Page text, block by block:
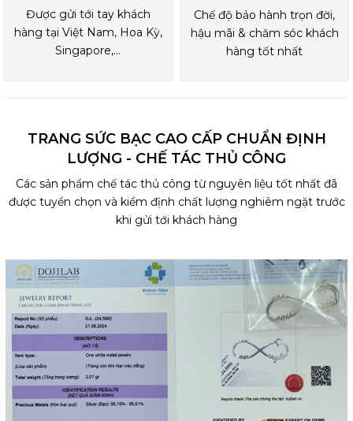
Được gửi tới tay khách
hàng tại Việt Nam, Hoa Kỳ,
Singapore,...
Chế độ bảo hành trọn đời,
hậu mãi & chăm sóc khách
hàng tốt nhất
TRANG SỨC BẠC CAO CẤP CHUẨN ĐỊNH
LƯỢNG - CHẾ TÁC THỦ CÔNG
Các sản phẩm chế tác thủ công từ nguyên liệu tốt nhất đã
được tuyển chọn và kiểm định chất lượng nghiêm ngặt trước
khi gửi tới khách hàng